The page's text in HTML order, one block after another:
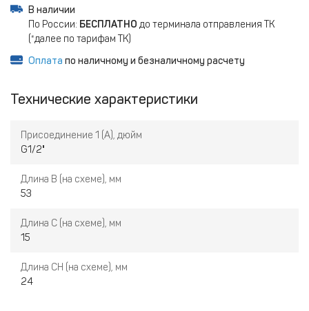
В наличии
По России: БЕСПЛАТНО до терминала отправления ТК
(*далее по тарифам ТК)
Оплата по наличному и безналичному расчету
Технические характеристики
Присоединение 1 (А), дюйм
G1/2"
Длина В (на схеме), мм
53
Длина С (на схеме), мм
15
Длина СН (на схеме), мм
24